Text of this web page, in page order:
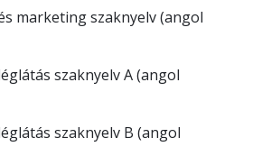
marketing szaknyelv (angol
szaknyelv A (angol
szaknyelv B (angol